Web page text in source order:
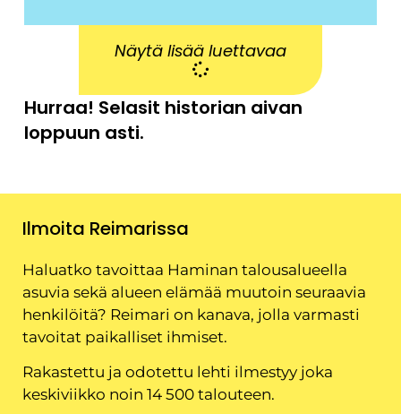
Näytä lisää luettavaa
Hurraa! Selasit historian aivan
loppuun asti.
Ilmoita Reimarissa
Haluatko tavoittaa Haminan talousalueella
asuvia sekä alueen elämää muutoin seuraavia
henkilöitä? Reimari on kanava, jolla varmasti
tavoitat paikalliset ihmiset.
Rakastettu ja odotettu lehti ilmestyy joka
keskiviikko noin 14 500 talouteen.